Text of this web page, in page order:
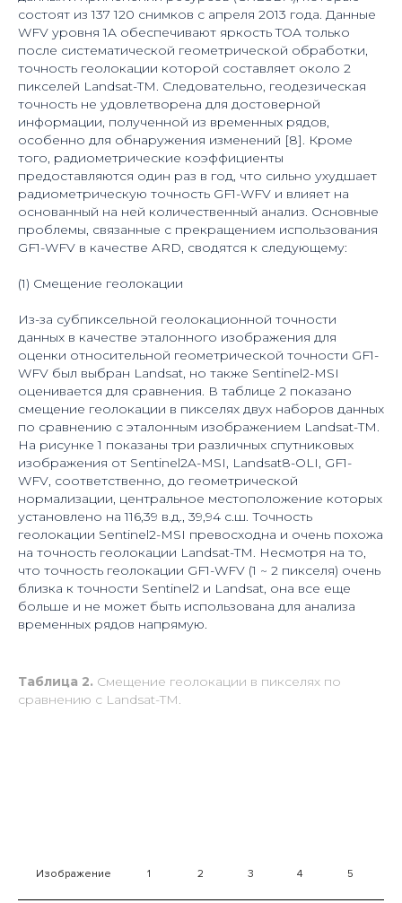
состоят из 137 120 снимков с апреля 2013 года. Данные
WFV уровня 1A обеспечивают яркость TOA только
после систематической геометрической обработки,
точность геолокации которой составляет около 2
пикселей Landsat-TM. Следовательно, геодезическая
точность не удовлетворена для достоверной
информации, полученной из временных рядов,
особенно для обнаружения изменений [8]. Кроме
того, радиометрические коэффициенты
предоставляются один раз в год, что сильно ухудшает
радиометрическую точность GF1-WFV и влияет на
основанный на ней количественный анализ. Основные
проблемы, связанные с прекращением использования
GF1-WFV в качестве ARD, сводятся к следующему:
(1) Смещение геолокации
Из-за субпиксельной геолокационной точности
данных в качестве эталонного изображения для
оценки относительной геометрической точности GF1-
WFV был выбран Landsat, но также Sentinel2-MSI
оценивается для сравнения. В таблице 2 показано
смещение геолокации в пикселях двух наборов данных
по сравнению с эталонным изображением Landsat-TM.
На рисунке 1 показаны три различных спутниковых
изображения от Sentinel2A-MSI, Landsat8-OLI, GF1-
WFV, соответственно, до геометрической
нормализации, центральное местоположение которых
установлено на 116,39 в.д., 39,94 с.ш. Точность
геолокации Sentinel2-MSI превосходна и очень похожа
на точность геолокации Landsat-TM. Несмотря на то,
что точность геолокации GF1-WFV (1 ~ 2 пикселя) очень
близка к точности Sentinel2 и Landsat, она все еще
больше и не может быть использована для анализа
временных рядов напрямую.
Таблица 2. Смещение геолокации в пикселях по
сравнению с Landsat-TM.
Изображение 1 2 3 4 5